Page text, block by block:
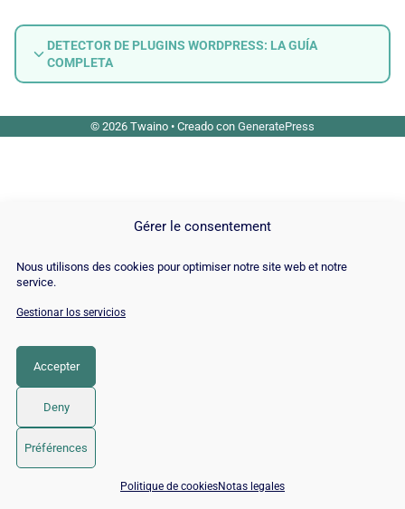
Gérer le consentement
Nous utilisons des cookies pour optimiser notre site web et notre
service.
Gestionar los servicios
Accepter
Deny
Préférences
Politique de cookiesNotas legales
DETECTOR DE PLUGINS WORDPRESS: LA GUÍA
COMPLETA
© 2026 Twaino • Creado con GeneratePress
📅 Reservar 15 min con un experto SEO / GEO